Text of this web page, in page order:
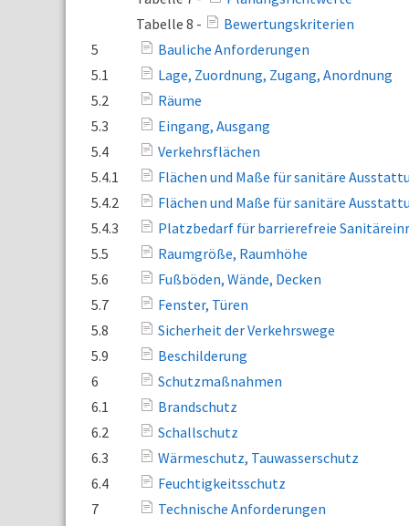
Tabelle 8 -
Bewertungskriterien
5
Bauliche Anforderungen
5.1
Lage, Zuordnung, Zugang, Anordnung
5.2
Räume
5.3
Eingang, Ausgang
5.4
Verkehrsflächen
5.4.1
Flächen und Maße für sanitäre
5.4.2
Flächen und Maße für sanitäre
5.4.3
Platzbedarf für barrierefreie
5.5
Raumgröße, Raumhöhe
5.6
Fußböden, Wände, Decken
5.7
Fenster, Türen
5.8
Sicherheit der Verkehrswege
5.9
Beschilderung
6
Schutzmaßnahmen
6.1
Brandschutz
6.2
Schallschutz
6.3
Wärmeschutz, Tauwasserschutz
6.4
Feuchtigkeitsschutz
7
Technische Anforderungen